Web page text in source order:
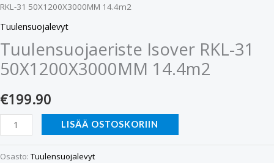
RKL-31 50X1200X3000MM 14.4m2
Tuulensuojalevyt
Tuulensuojaeriste Isover RKL-31
50X1200X3000MM 14.4m2
€199.90
LISÄÄ OSTOSKORIIN
Osasto: Tuulensuojalevyt